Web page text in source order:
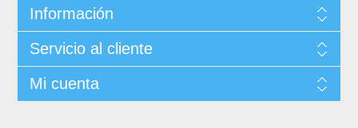
Información
Servicio al cliente
Mi cuenta